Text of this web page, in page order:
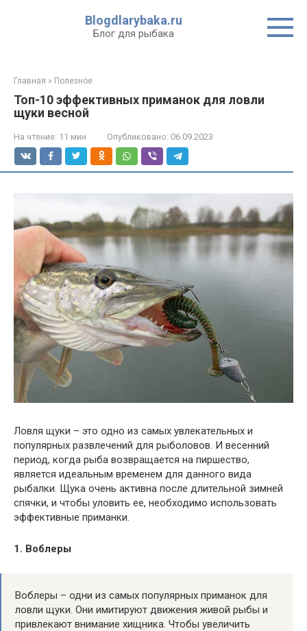
Blogdlarybaka.ru
Блог для рыбака
Главная » Полезное
Топ-10 эффективных приманок для ловли
щуки весной
На чтение: 11 мин Опубликовано: 06.09.2023
Ловля щуки – это одно из самых увлекательных и
популярных развлечений для рыболовов. И весенний
период, когда рыба возвращается на пиршество,
является идеальным временем для данного вида
рыбалки. Щука очень активна после длительной зимней
спячки, и чтобы уловить ее, необходимо использовать
эффективные приманки.
1. Воблеры
Воблеры – одни из самых популярных приманок для
ловли щуки. Они имитируют движения живой рыбы и
привлекают внимание хищника. Чтобы увеличить